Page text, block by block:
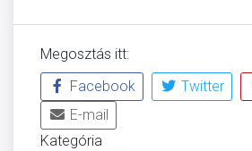
Megosztás itt:
Facebook
Twitter
E-mail
Kategória